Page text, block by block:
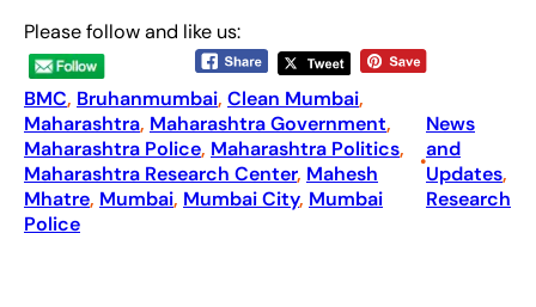
Please follow and like us:
BMC, Bruhanmumbai, Clean Mumbai
Maharashtra, Maharashtra Government
Maharashtra Police, Maharashtra Politics
Maharashtra Research Center, Mahesh
Mhatre, Mumbai, Mumbai City, Mumbai
Police
•
News
and
Updates
Research